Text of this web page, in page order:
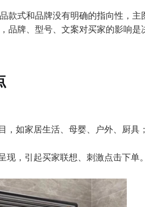
款式和品牌没有明确的指向性，主
品牌、型号、文案对买家的影响是
，如家居生活、母婴、户外、厨具；
，引起买家联想、刺激点击下单。